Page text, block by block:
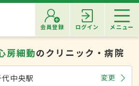
会員登録 ログイン メニュー
房細動のクリニック・病院
代中央駅 変更